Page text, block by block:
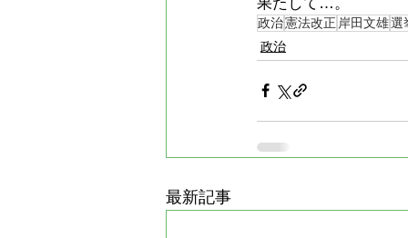
政治憲法改正 岸田文雄選
政治
最新記事